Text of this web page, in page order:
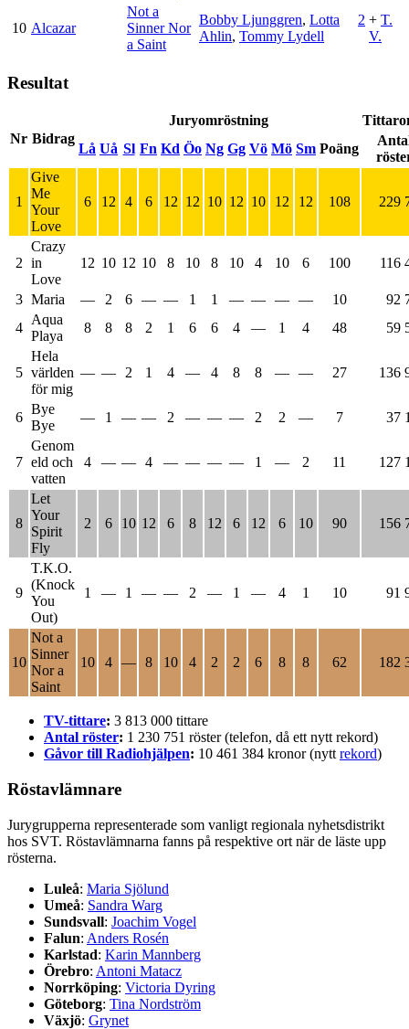
10 Alcazar
Not a
Sinner Nor
a Saint
Bobby Ljunggren, Lotta
Ahlin, Tommy Lydell
2 + T.
V.
Resultat
Nr Bidrag
Juryomröstning
Lå Uå Sl Fn Kd Öo Ng Gg Vö Mö Sm Poäng
1
Give
Me
Your
Love
6 12 4 6 12 12 10 12 10 12 12 108 229
2
Crazy
in
Love
12 10 12 10 8 10 8 10 4 10 6 100 116
3 Maria — 2 6 — — 1 1 — — — — 10
92
4
Aqua
Playa
8 8 8 2 1 6 6 4 — 1 4 48 59
5
Hela
världen
för mig
— — 2 1 4 — 4 8 8 — — 27 136
6
Bye
Bye
— 1 — — 2 — — — 2 2 — 7 37
7
Genom
eld och
vatten
4 — — 4 — — — — 1 — 2 11 127
8
Let
Your
Spirit
Fly
2 6 10 12 6 8 12 6 12 6 10 90 156
9
T.K.O.
(Knock
You
Out)
1 — 1 — — 2 — 1 — 4 1 10 91
10
Not a
Sinner
Nor a
Saint
10 4 — 8 10 4 2 2 6 8 8 62 182
TV-tittare: 3 813 000 tittare
Antal röster: 1 230 751 röster (telefon, då ett nytt rekord)
Gåvor till Radiohjälpen: 10 461 384 kronor (nytt rekord)
Röstavlämnare
Jurygrupperna representerade som vanligt regionala nyhetsdistrikt
hos SVT. Röstavlämnarna fanns på respektive ort när de läste upp
rösterna.
Luleå: Maria Sjölund
Umeå: Sandra Warg
Sundsvall: Joachim Vogel
Falun: Anders Rosén
Karlstad: Karin Mannberg
Örebro: Antoni Matacz
Norrköping: Victoria Dyring
Göteborg: Tina Nordström
Växjö: Grynet